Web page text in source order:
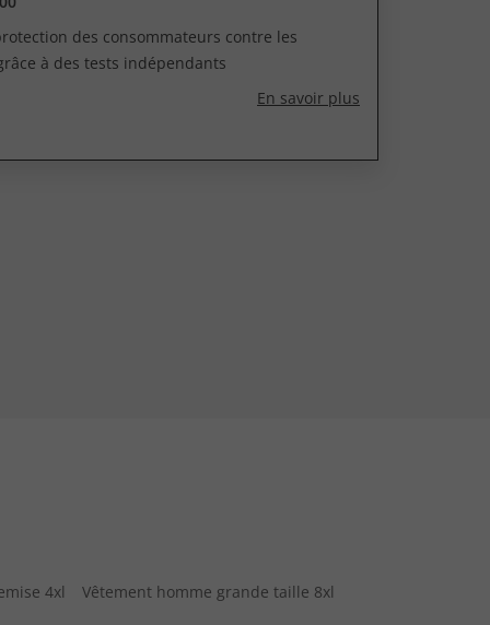
des consommateurs contre les
à des tests indépendants
En savoir plus
4xl Vêtement homme grande taille 8xl